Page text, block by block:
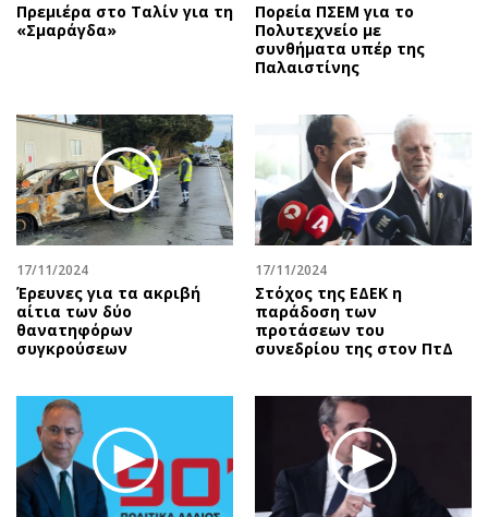
Πρεμιέρα στο Ταλίν για τη
«Σμαράγδα»
Πορεία ΠΣΕΜ για το
Πολυτεχνείο με
συνθήματα υπέρ της
Παλαιστίνης
17/11/2024
Έρευνες για τα ακριβή
αίτια των δύο
θανατηφόρων
συγκρούσεων
17/11/2024
Στόχος της ΕΔΕΚ η
παράδοση των
προτάσεων του
συνεδρίου της στον ΠτΔ